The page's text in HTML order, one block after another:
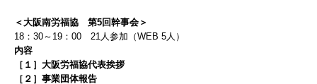
＜大阪南労福協 第5回幹事会＞
18：30～19：00 21人参加（WEB 5人）
内容
［１］大阪労福協代表挨拶
［２］事業団体報告